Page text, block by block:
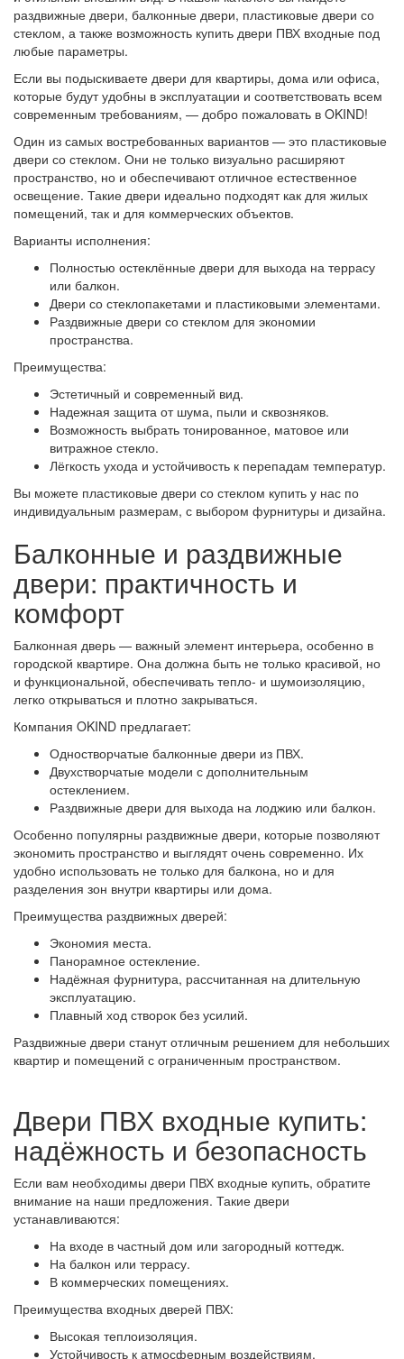
раздвижные двери, балконные двери, пластиковые двери со
стеклом, а также возможность купить двери ПВХ входные под
любые параметры.
Если вы подыскиваете двери для квартиры, дома или офиса,
которые будут удобны в эксплуатации и соответствовать всем
современным требованиям, — добро пожаловать в OKIND!
Один из самых востребованных вариантов — это пластиковые
двери со стеклом. Они не только визуально расширяют
пространство, но и обеспечивают отличное естественное
освещение. Такие двери идеально подходят как для жилых
помещений, так и для коммерческих объектов.
Варианты исполнения:
Полностью остеклённые двери для выхода на террасу
или балкон.
Двери со стеклопакетами и пластиковыми элементами.
Раздвижные двери со стеклом для экономии
пространства.
Преимущества:
Эстетичный и современный вид.
Надежная защита от шума, пыли и сквозняков.
Возможность выбрать тонированное, матовое или
витражное стекло.
Лёгкость ухода и устойчивость к перепадам температур.
Вы можете пластиковые двери со стеклом купить у нас по
индивидуальным размерам, с выбором фурнитуры и дизайна.
Балконные и раздвижные
двери: практичность и
комфорт
Балконная дверь — важный элемент интерьера, особенно в
городской квартире. Она должна быть не только красивой, но
и функциональной, обеспечивать тепло- и шумоизоляцию,
легко открываться и плотно закрываться.
Компания OKIND предлагает:
Одностворчатые балконные двери из ПВХ.
Двухстворчатые модели с дополнительным
остеклением.
Раздвижные двери для выхода на лоджию или балкон.
Особенно популярны раздвижные двери, которые позволяют
экономить пространство и выглядят очень современно. Их
удобно использовать не только для балкона, но и для
разделения зон внутри квартиры или дома.
Преимущества раздвижных дверей:
Экономия места.
Панорамное остекление.
Надёжная фурнитура, рассчитанная на длительную
эксплуатацию.
Плавный ход створок без усилий.
Раздвижные двери станут отличным решением для небольших
квартир и помещений с ограниченным пространством.
Двери ПВХ входные купить:
надёжность и безопасность
Если вам необходимы двери ПВХ входные купить, обратите
внимание на наши предложения. Такие двери
устанавливаются:
На входе в частный дом или загородный коттедж.
На балкон или террасу.
В коммерческих помещениях.
Преимущества входных дверей ПВХ:
Высокая теплоизоляция.
Устойчивость к атмосферным воздействиям.